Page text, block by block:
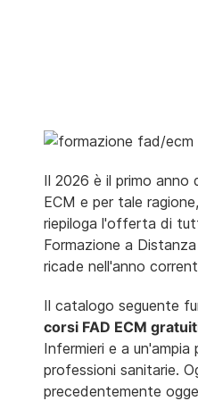
Il 2026 è il primo
ECM e per tale
riepiloga l'offerta di
Formazione a
ricade nell'anno
Il catalogo seguente
corsi FAD ECM
Infermieri e a un'ampia
professioni sanitarie.
precedentemente